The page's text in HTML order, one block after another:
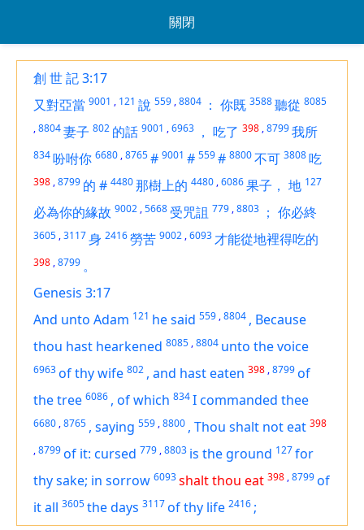
關閉
創 世 記 3:17
又對亞當 9001 , 121 說 559 ,8804 ： 你既 3588聽從 8085
,8804妻子 802 的話 9001 ,6963 ， 吃了 398 ,8799我所
834吩咐你 6680 ,8765# 9001 # 559# 8800不可 3808吃
398 ,8799 的 # 4480那樹上的 4480 ,6086果子， 地 127
必為你的緣故 9002 ,5668 受咒詛 779 ,8803 ； 你必終
3605 ,3117身 2416勞苦 9002 ,6093才能從地裡得吃的
398 ,8799 。
Genesis 3:17
And unto Adam 121 he said 559 ,8804 , Because
thou hast hearkened 8085 ,8804 unto the voice
6963of thy wife 802 , and hast eaten 398 ,8799of
the tree 6086 , of which 834I commanded thee
6680 ,8765 , saying 559 ,8800 , Thou shalt not eat 398
,8799of it: cursed 779 ,8803 is the ground 127for
thy sake; in sorrow 6093shalt thou eat 398 ,8799of
it all 3605the days 3117of thy life 2416 ;